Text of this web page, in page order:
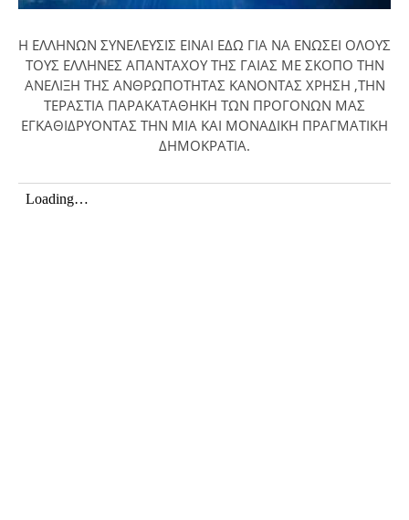
Η ΕΛΛΗΝΩΝ ΣΥΝΕΛΕΥΣΙΣ ΕΙΝΑΙ ΕΔΩ ΓΙΑ ΝΑ ΕΝΩΣΕΙ ΟΛΟΥΣ
ΤΟΥΣ ΕΛΛΗΝΕΣ ΑΠΑΝΤΑΧΟΥ ΤΗΣ ΓΑΙΑΣ ΜΕ ΣΚΟΠΟ ΤΗΝ
ΑΝΕΛΙΞΗ ΤΗΣ ΑΝΘΡΩΠΟΤΗΤΑΣ ΚΑΝΟΝΤΑΣ ΧΡΗΣΗ ,ΤΗΝ
ΤΕΡΑΣΤΙΑ ΠΑΡΑΚΑΤΑΘΗΚΗ ΤΩΝ ΠΡΟΓΟΝΩΝ ΜΑΣ
ΕΓΚΑΘΙΔΡΥΟΝΤΑΣ ΤΗΝ ΜΙΑ ΚΑΙ ΜΟΝΑΔΙΚΗ ΠΡΑΓΜΑΤΙΚΗ
ΔΗΜΟΚΡΑΤΙΑ.